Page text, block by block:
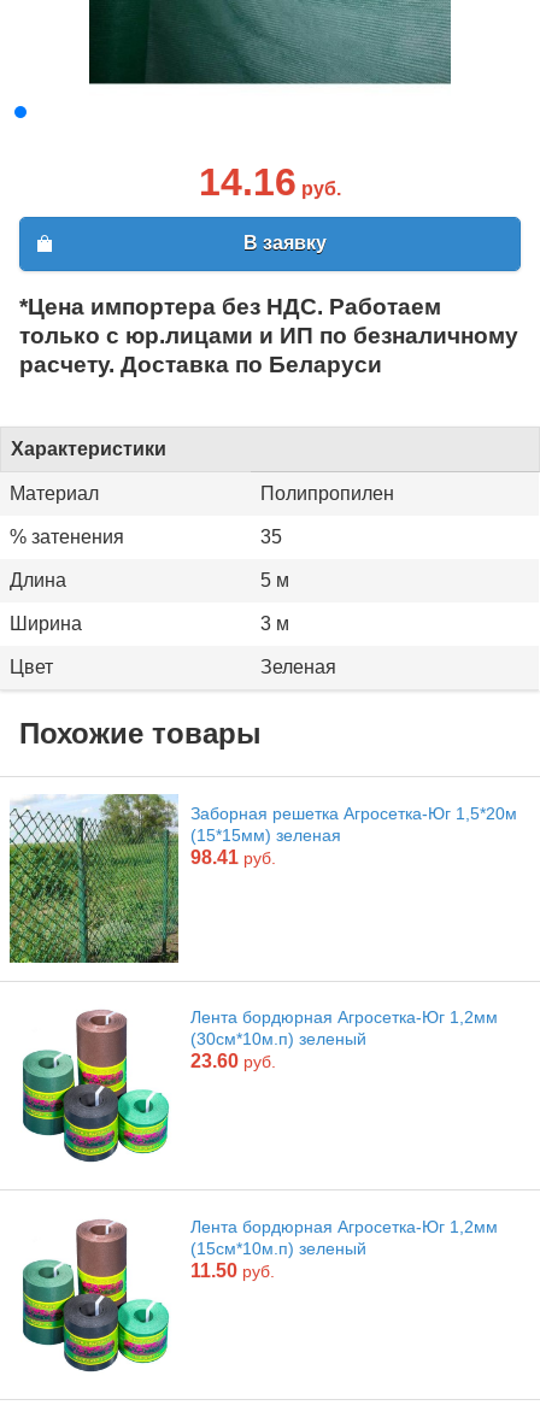
14.16 руб.
В заявку
*Цена импортера без НДС. Работаем
только с юр.лицами и ИП по безналичному
расчету. Доставка по Беларуси
Характеристики
Материал Полипропилен
% затенения 35
Длина 5 м
Ширина 3 м
Цвет Зеленая
Похожие товары
Заборная решетка Агросетка-Юг 1,5*20м
(15*15мм) зеленая
98.41 руб.
Лента бордюрная Агросетка-Юг 1,2мм
(30см*10м.п) зеленый
23.60 руб.
Лента бордюрная Агросетка-Юг 1,2мм
(15см*10м.п) зеленый
11.50 руб.